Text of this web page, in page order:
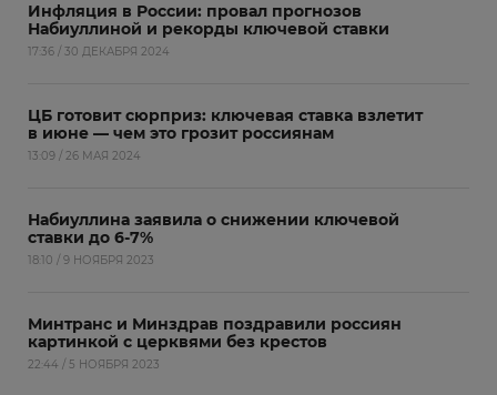
Инфляция в России: провал прогнозов
Набиуллиной и рекорды ключевой ставки
17:36 / 30 ДЕКАБРЯ 2024
ЦБ готовит сюрприз: ключевая ставка взлетит
в июне — чем это грозит россиянам
13:09 / 26 МАЯ 2024
Набиуллина заявила о снижении ключевой
ставки до 6-7%
18:10 / 9 НОЯБРЯ 2023
Минтранс и Минздрав поздравили россиян
картинкой с церквями без крестов
22:44 / 5 НОЯБРЯ 2023